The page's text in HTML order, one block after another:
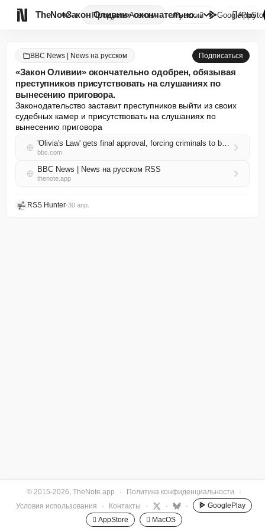
TheNote ПродуктыАгенты «Закон Оливии» окончательно од...
Русский GooglePlay

BBC News | News на русском Подписаться
«Закон Оливии» окончательно одобрен, обязывая
преступников присутствовать на слушаниях по
вынесению приговора.
Законодательство заставит преступников выйти из своих
судебных камер и присутствовать на слушаниях по
вынесению приговора
'Olivia's Law' gets final approval, forcing criminals to be present for sentencing hearings
bbc.com
BBC News | News на русском RSS
thenote.app
RSS Hunter•30 апр.
© 2015-2026, TheNote.app · Политика конфиденциальности
·
Условия использования
· Контакты · · ·
GooglePlay
 AppStore
 MacOS